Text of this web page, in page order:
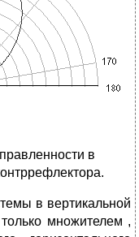
в
в вертикальной
множителем ,